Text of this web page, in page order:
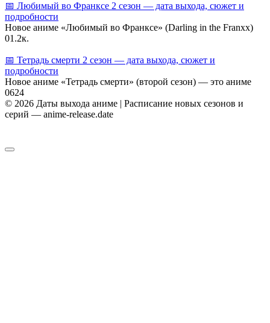
📅 Любимый во Франксе 2 сезон — дата выхода, сюжет и
подробности
Новое аниме «Любимый во Франксе» (Darling in the Franxx)
01.2к.
📅 Тетрадь смерти 2 сезон — дата выхода, сюжет и
подробности
Новое аниме «Тетрадь смерти» (второй сезон) — это аниме
0624
© 2026 Даты выхода аниме | Расписание новых сезонов и
серий — anime-release.date